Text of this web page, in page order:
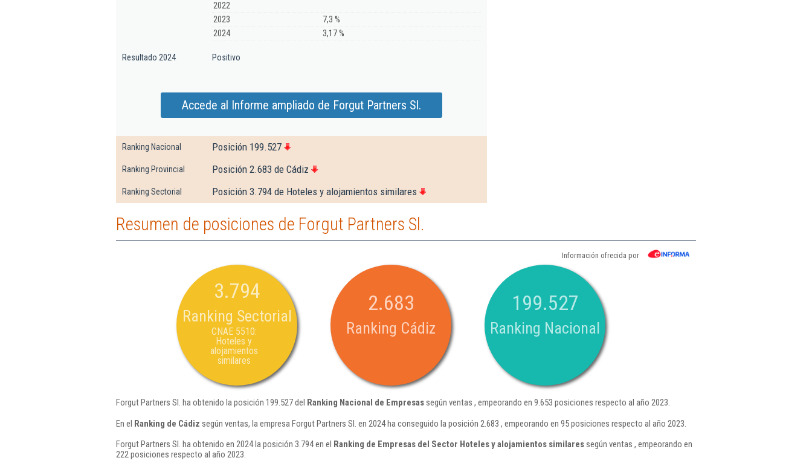
2022
2023
7,3 %
2024
3,17 %
Resultado 2024 Positivo
Accede al Informe ampliado de Forgut Partners Sl.
Ranking Nacional Posición 199.527
Ranking Provincial Posición 2.683 de Cádiz
Ranking Sectorial Posición 3.794 de Hoteles y alojamientos similares
Resumen de posiciones de Forgut Partners Sl.
Información ofrecida por
3.794
Ranking Sectorial
CNAE 5510:
Hoteles y
alojamientos
similares
2.683
Ranking Cádiz
199.527
Ranking Nacional
Forgut Partners Sl. ha obtenido la posición 199.527 del Ranking Nacional de Empresassegún ventas , empeorando en 9.653 posiciones respecto al año 2023.
En el Ranking de Cádiz según ventas, la empresa Forgut Partners Sl. en 2024 ha conseguido la posición 2.683 , empeorando en 95 posiciones respecto al año 2023.
Forgut Partners Sl. ha obtenido en 2024 la posición 3.794 en el Ranking de Empresas del Sector Hoteles y alojamientos similaressegún ventas , empeorando en
222 posiciones respecto al año 2023.